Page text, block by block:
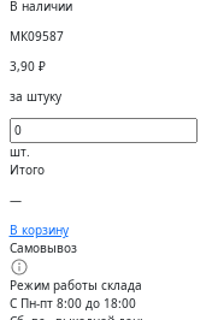
В наличии
МК09587
3,90₽
за штуку
шт.
Итого
—
В корзину
Самовывоз
Режим работы склада
С Пн-пт 8:00 до 18:00